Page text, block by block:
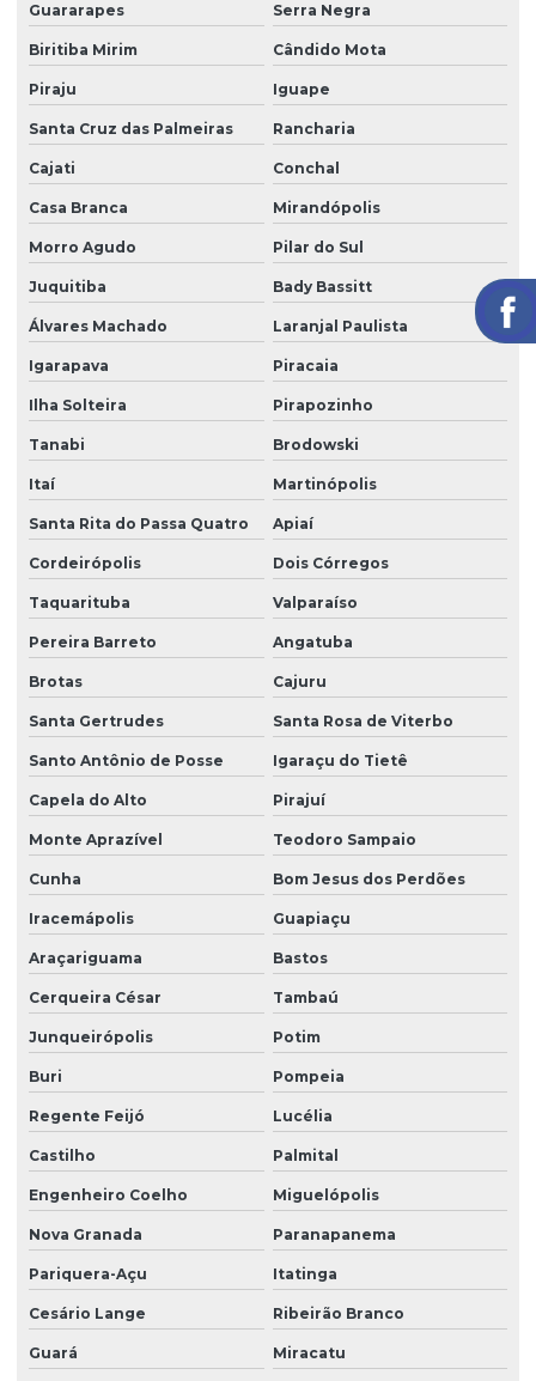
Portaria e zeladoria
Portaria e zeladoria terceirizadas
Poste de câmeras
Recepção e portaria
Recepção e segurança em portarias
Recepção terceirização
Segurança eletrônica
Segurança portaria zeladoria
Serviço de câmeras 24 horas
Serviço de facilities
Serviço de limpeza para empresas
Serviço de limpeza com equipamentos profissionais
Serviço de limpeza terceirizado
Serviço de limpeza terceirizado preço
Serviço de limpeza de vidros
Serviço de limpeza zeladoria
Serviço de portaria virtual
Serviço de portaria e zeladoria
Serviço de terceirização de limpeza
Serviço terceirizado de limpeza
Serviço de zelador condomínio
Serviços de portaria e limpeza
Serviços de portaria e recepção
Serviços de recepção e portaria
Serviços de terceirização de recepção
Serviços de zeladoria limpeza
Guararapes Serra Negra
Biritiba Mirim Cândido Mota
Piraju Iguape
Santa Cruz das Palmeiras Rancharia
Cajati Conchal
Casa Branca Mirandópolis
Morro Agudo Pilar do Sul
Juquitiba Bady Bassitt
Álvares Machado Laranjal Paulista
Igarapava Piracaia
Ilha Solteira Pirapozinho
Tanabi Brodowski
Itaí Martinópolis
Santa Rita do Passa Quatro Apiaí
Cordeirópolis Dois Córregos
Taquarituba Valparaíso
Pereira Barreto Angatuba
Brotas Cajuru
Santa Gertrudes Santa Rosa de Viterbo
Santo Antônio de Posse Igaraçu do Tietê
Capela do Alto Pirajuí
Monte Aprazível Teodoro Sampaio
Cunha Bom Jesus dos Perdões
Iracemápolis Guapiaçu
Araçariguama Bastos
Cerqueira César Tambaú
Junqueirópolis Potim
Buri Pompeia
Regente Feijó Lucélia
Castilho Palmital
Engenheiro Coelho Miguelópolis
Nova Granada Paranapanema
Pariquera-Açu Itatinga
Cesário Lange Ribeirão Branco
Guará Miracatu